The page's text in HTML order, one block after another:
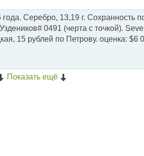
Серебро, 13,19 г. Сохранность
0491 (черта с точкой).
15 рублей по Петрову. оценка: $6
Показать ещё